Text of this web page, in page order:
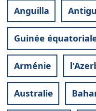
Anguilla
Guinée
Arménie
Australie